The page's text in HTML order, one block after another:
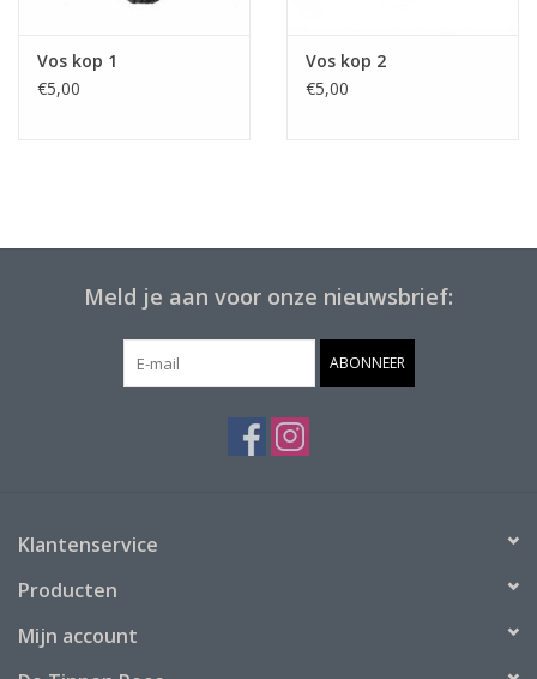
Vos kop 1
€5,00
Vos kop 2
€5,00
Meld je aan voor onze nieuwsbrief:
ABONNEER
Klantenservice
Producten
Mijn account